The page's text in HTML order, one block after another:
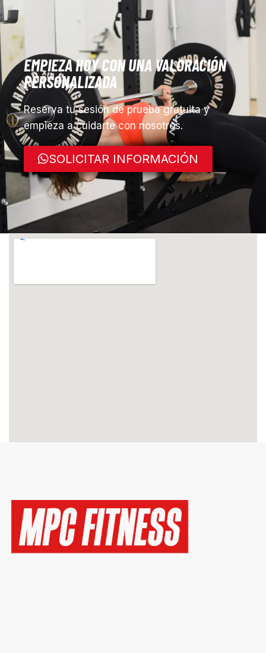
EMPIEZA HOY CON UNA VALORACIÓN
PERSONALIZADA
Reserva tu sesión de prueba gratuita y
empieza a cuidarte con nosotros.
SOLICITAR INFORMACIÓN